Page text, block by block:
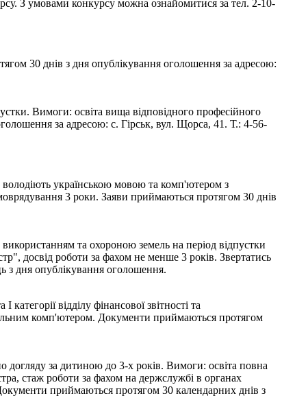
З умовами конкурсу можна ознайомитися за тел. 2-10-
30 днів з дня опублікування оголошення за адресою:
Вимоги: освіта вища відповідного професійного
за адресою: с. Гірськ, вул. Щорса, 41. Т.: 4-56-
володіють українською мовою та комп'ютером з
3 роки. Заяви приймаються протягом 30 днів
та охороною земель на період відпустки
досвід роботи за фахом не менше 3 років. Звертатись
з дня опублікування оголошення.
відділу фінансової звітності та
комп'ютером. Документи приймаються протягом
догляду за дитиною до 3-х років. Вимоги: освіта повна
стаж роботи за фахом на держслужбі в органах
приймаються протягом 30 календарних днів з